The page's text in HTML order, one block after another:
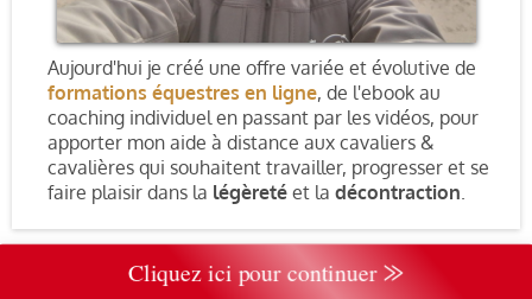
Aujourd'hui je créé une offre variée et évolutive de
formations équestres en ligne, de l'ebook au
coaching individuel en passant par les vidéos, pour
apporter mon aide à distance aux cavaliers &
cavalières qui souhaitent travailler, progresser et se
faire plaisir dans la légèreté et la décontraction
Cliquez ici pour continuer ⨠